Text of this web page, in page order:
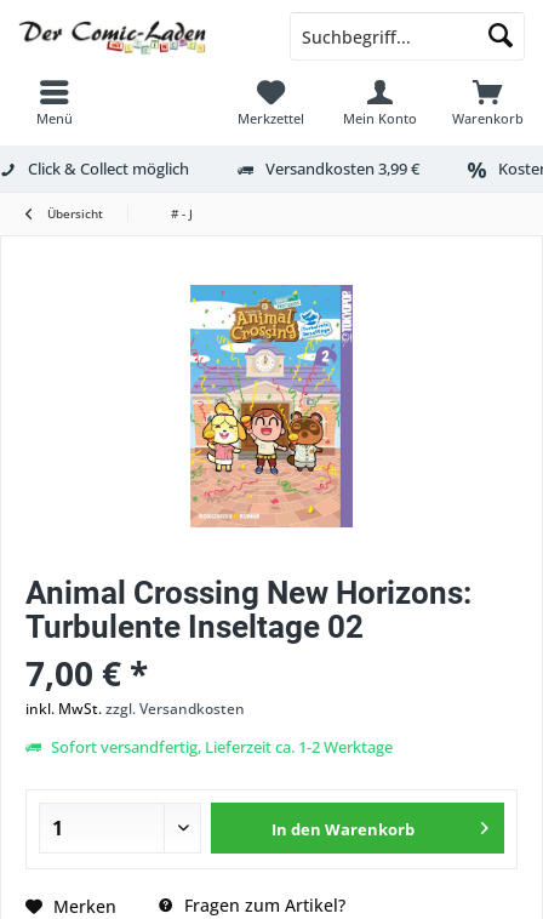
Menü Warenkorb
Merkzettel Mein Konto
Click & Collect möglich Versandkosten 3,99 €
Übersicht # - J
Animal Crossing New Horizons:
Turbulente Inseltage 02
7,00 € *
inkl. MwSt.zzgl. Versandkosten
Sofort versandfertig, Lieferzeit ca. 1-2 Werktage
In den Warenkorb
Merken Fragen zum Artikel?